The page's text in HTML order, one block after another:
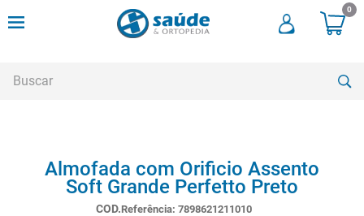
0
Almofada com Orificio Assento
Soft Grande Perfetto Preto
Referência: 7898621211010
andadores
meia compressao